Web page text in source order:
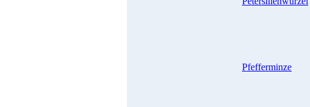
Pfefferminze